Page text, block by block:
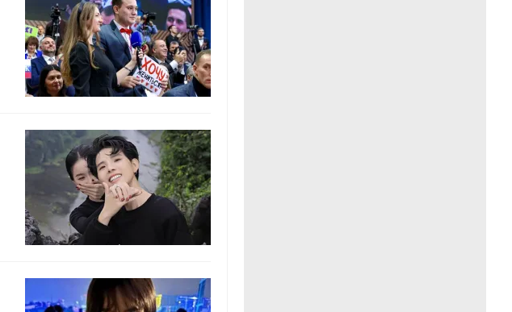
Infographic
Góc ảnh
Công nghệ
Hitech Công nghệ tương lai
Sản phẩm
Thị trường
Tư vấn